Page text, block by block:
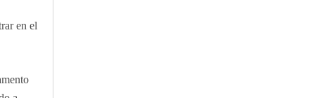
en el